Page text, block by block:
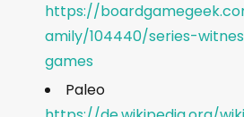
https://
amily/104440/series-
games
Paleo